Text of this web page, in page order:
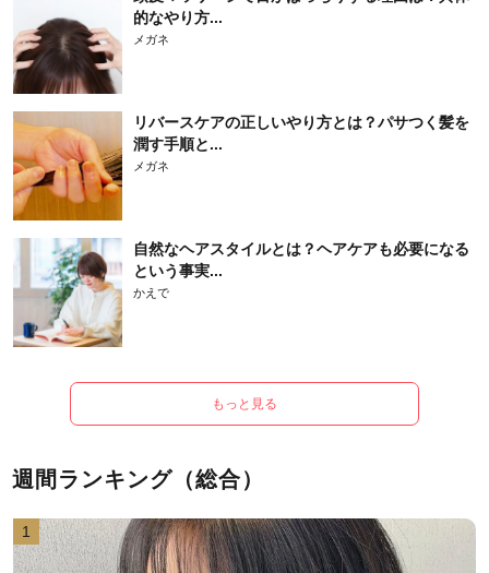
的なやり方...
メガネ
リバースケアの正しいやり方とは？パサつく髪を
潤す手順と...
メガネ
自然なヘアスタイルとは？ヘアケアも必要になる
という事実...
かえで
もっと見る
週間ランキング（総合）
1